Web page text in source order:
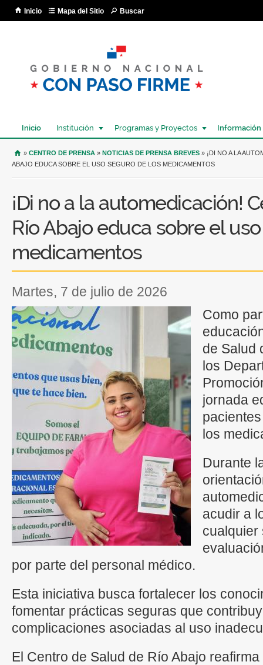
Inicio Mapa del Sitio Buscar
Inicio Institución Programas y Proyectos Información
USTED SE ENCUENTRA AQUÍ
» CENTRO DE PRENSA » NOTICIAS DE PRENSA BREVES » ¡DI NO A LA
ABAJO EDUCA SOBRE EL USO SEGURO DE LOS MEDICAMENTOS
¡Di no a la automedicación!
Río Abajo educa sobre el
medicamentos
martes, 7 de julio de 2026
Como
de Salud
los
jornada
los
Durante
acudir a
cualquier
por parte del personal médico.
Esta iniciativa busca fortalecer los
fomentar prácticas seguras que
complicaciones asociadas al uso
El Centro de Salud de Río Abajo